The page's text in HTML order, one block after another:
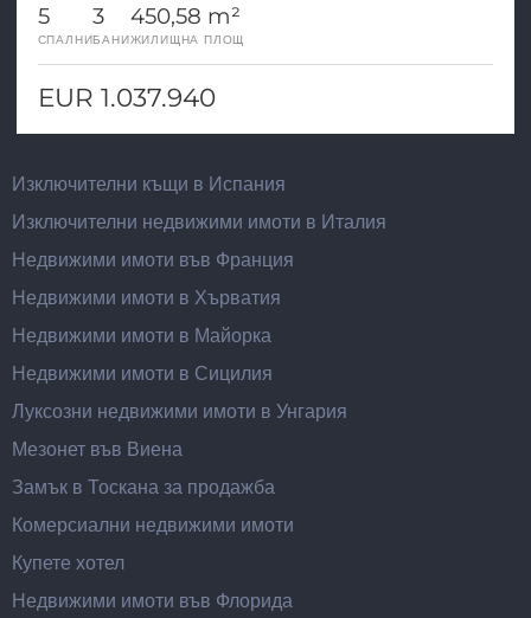
5
СПАЛНИ
3
БАНИ
450,58 m²
ЖИЛИЩНА ПЛОЩ
EUR 1.037.940
Изключителни къщи в Испания
Изключителни недвижими имоти в Италия
Недвижими имоти във Франция
Недвижими имоти в Хърватия
Недвижими имоти в Майорка
Недвижими имоти в Сицилия
Луксозни недвижими имоти в Унгария
Мезонет във Виена
Замък в Тоскана за продажба
Комерсиални недвижими имоти
Купете хотел
Недвижими имоти във Флорида